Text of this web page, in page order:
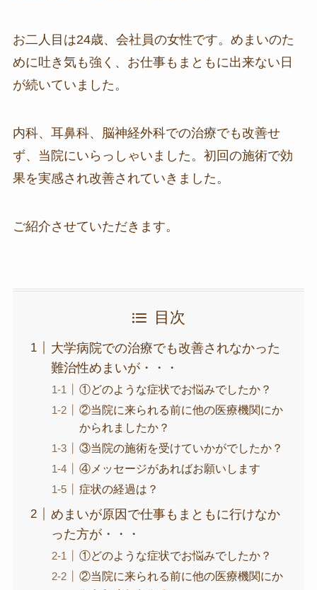
お二人目は24歳、会社員の女性です。めまいのた
めに吐き気も強く、お仕事もまともに出来ない日
が続いていました。
内科、耳鼻科、脳神経外科での治療でも改善せ
ず、当院にいらっしゃいました。初回の施術で効
果を実感され改善されていきました。
ご紹介させていただきます。
目次
大学病院での治療でも改善されなかった
難治性めまいが・・・
①どのような症状でお悩みでしたか？
②当院に来られる前に他の医療機関にか
かられましたか？
③当院の施術を受けていかがでしたか？
④メッセージがあればお願いします
症状の経過は？
めまいが原因で仕事もまともに行けなか
った方が・・・
①どのような症状でお悩みでしたか？
②当院に来られる前に他の医療機関にか